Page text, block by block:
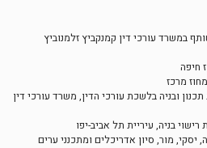
במשרד עורכי דין קמנקביץ זלמנוביץ
חיפה
מרכז
ובניה בלשכת עורכי הדין, משרד עורכי דין
בניה, עיריית תל אביב-יפו
יסקי, מור, סיון אדריכלים ומתכנני ערים